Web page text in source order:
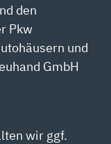
den
Pkw
und
GmbH
wir ggf.